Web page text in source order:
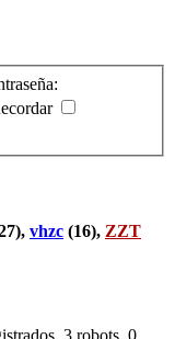
vhzc (16), ZZT